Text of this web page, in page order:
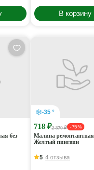
В корзину
без
-35 °
718 ₽2 870 ₽ - 75 %
Малина ремонтантная
Желтый пингвин
5 4 отзыва